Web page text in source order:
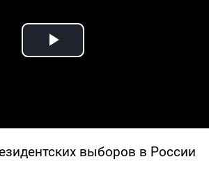
Play Video
выборов в России